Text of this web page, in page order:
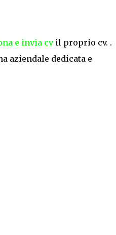
e invia cv il proprio cv. .
aziendale dedicata e